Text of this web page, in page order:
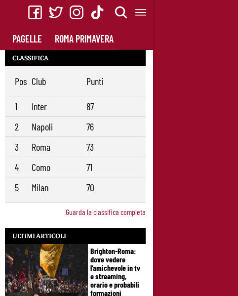
PAGELLE ROMA PRIMAVERA
CLASSIFICA
Pos Club Punti
1 Inter
87
2
Napoli
76
3
Roma
73
4
Como
71
5
Milan 70
Guarda la classifica completa
ULTIMI ARTICOLI
Brighton-Roma:
dove vedere
l’amichevole in tv
e streaming,
orario e probabili
formazioni